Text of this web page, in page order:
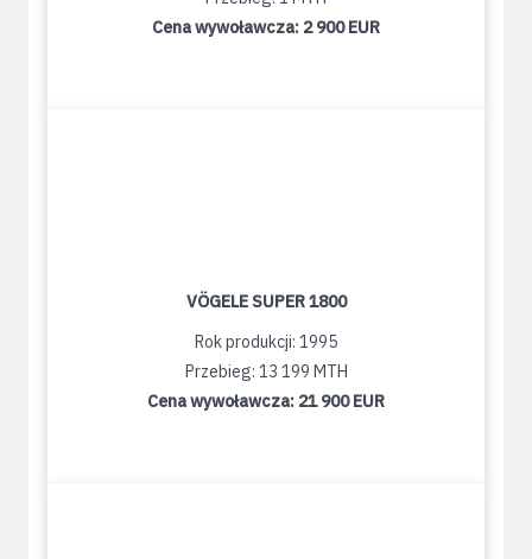
Cena wywoławcza: 2 900 EUR
VÖGELE SUPER 1800
Rok produkcji: 1995
Przebieg: 13 199 MTH
Cena wywoławcza: 21 900 EUR